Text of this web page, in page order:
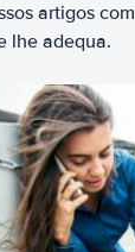
artigos
lhe adequa.